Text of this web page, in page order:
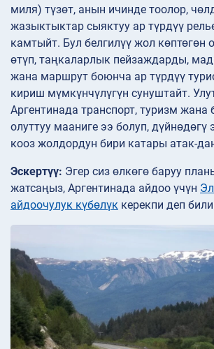
миля) түзөт, анын ичинде тоолор,
жазыктыктар сыяктуу ар түрдүү
камтыйт. Бул белгилүү жол көптөгөн
өтүп, таңкаларлык пейзаждарды,
жана маршрут боюнча ар түрдүү
кириш мүмкүнчүлүгүн сунуштайт.
Аргентинада транспорт, туризм
олуттуу мааниге ээ болуп, дүйнөдөгү
кооз жолдордун бири катары атак-
Эскертүү: Эгер сиз өлкөгө баруу
жатсаңыз, Аргентинада айдоо үчүн
айдоочулук күбөлүк керекпи деп